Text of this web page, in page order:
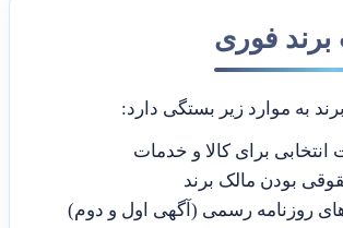
برند فوری
به موارد زیر بستگی دارد:
انتخابی برای کالا و خدمات
بودن مالک برند
روزنامه رسمی (آگهی اول و دوم)